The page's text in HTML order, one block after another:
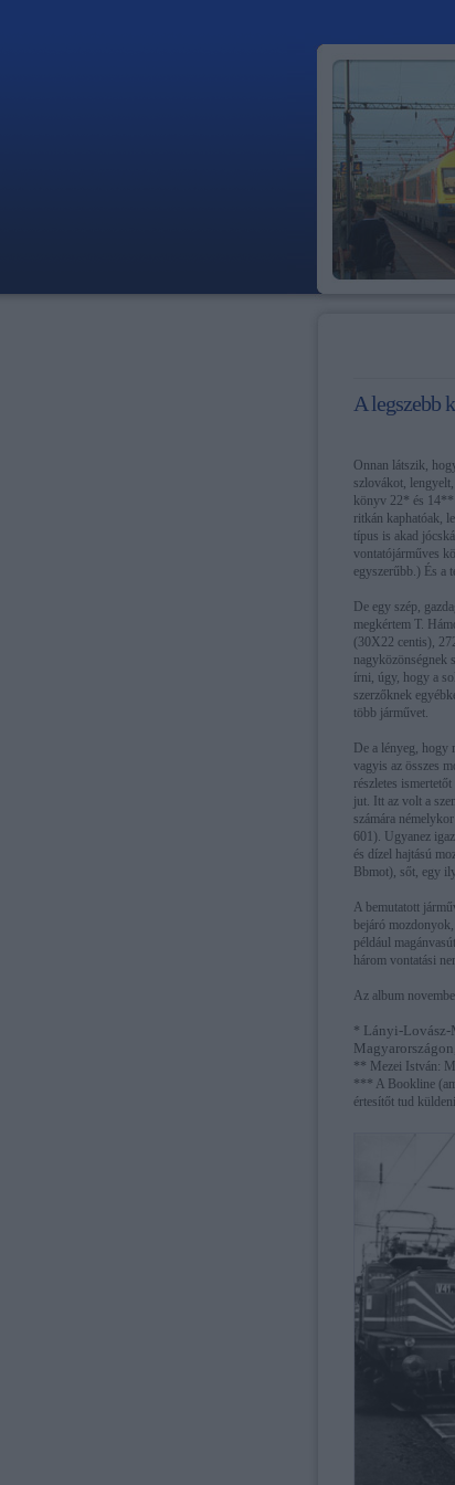
A legszebb
Onnan látszik,
szlovákot,
könyv 22* és 14**
ritkán kaphatóak,
típus is akad
vontatójárműves
egyszerűbb.) És a
De egy szép,
megkértem T.
(30X22 centis),
nagyközönségnek
írni, úgy, hogy a
szerzőknek
több járművet.
De a lényeg, hogy
vagyis az összes
részletes
jut. Itt az volt a
számára
601). Ugyanez
és dízel hajtású
Bbmot), sőt, egy
A bemutatott
bejáró
például
három vontatási
Az album
* Lányi-
** Mezei István:
*** A Bookline
értesítőt tud